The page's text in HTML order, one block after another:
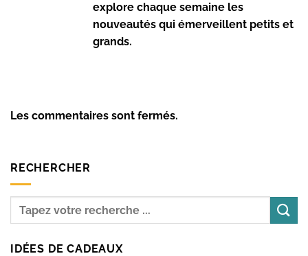
explore chaque semaine les
nouveautés qui émerveillent petits et
grands.
Les commentaires sont fermés.
RECHERCHER
IDÉES DE CADEAUX